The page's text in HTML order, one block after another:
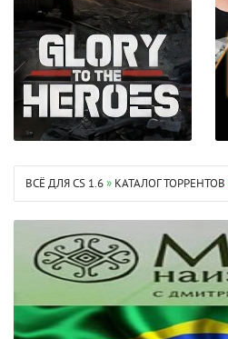
ВСЁ ДЛЯ CS 1.6» КАТАЛОГ ТОРРЕНТОВ